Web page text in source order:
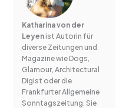
Katharina von der
Leyenist Autorin für
diverse Zeitungen und
Magazine wie Dogs,
Glamour, Architectural
Digist oder die
Frankfurter Allgemeine
Sonntagszeitung. Sie